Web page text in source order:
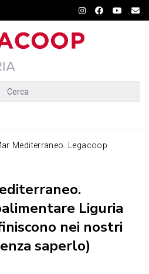
Cerca
Mediterraneo. Legacoop
Liguria
nei nostri
saperlo)